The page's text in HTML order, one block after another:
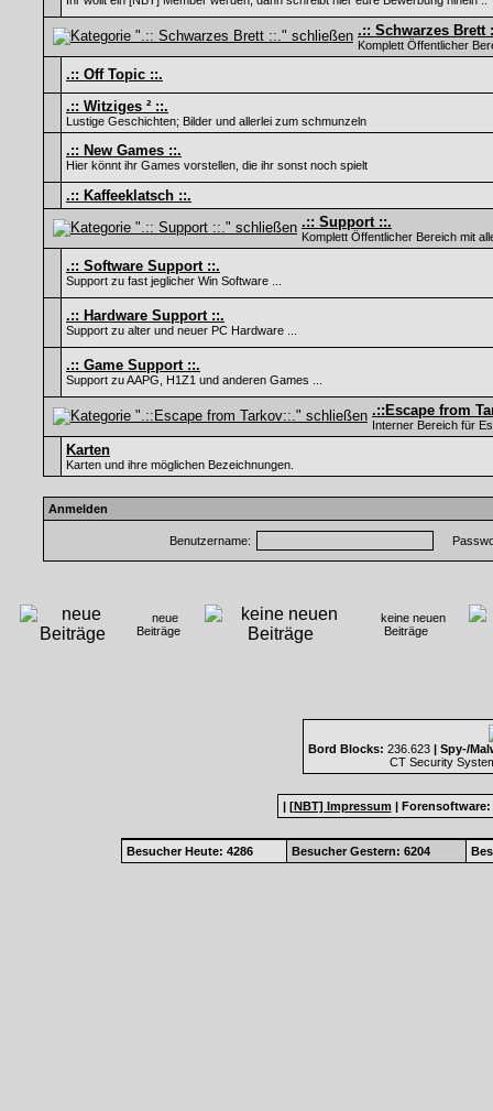
.:: Schwarzes Brett
Komplett Öffentlicher
.:: Off Topic ::.
.:: Witziges ² ::.
Lustige Geschichten; Bilder und allerlei zum schmunzeln
.:: New Games ::.
Hier könnt ihr Games vorstellen, die ihr sonst noch spielt
.:: Kaffeeklatsch ::.
.:: Support ::.
Komplett Öffentlicher Bereich mit
.:: Software Support ::.
Support zu fast jeglicher Win Software ...
.:: Hardware Support ::.
Support zu alter und neuer PC Hardware ...
.:: Game Support ::.
Support zu AAPG, H1Z1 und anderen Games ...
.::Escape from
Interner Bereich für
Karten
Karten und ihre möglichen Bezeichnungen.
Anmelden
Benutzername:
neue
Beiträge
keine neuen
Beiträge
Bord Blocks: 236.623 | Spy-/
CT Security
| [NBT] Impressum | Forensoftware:
Besucher Heute: 4286 Besucher Gestern: 6204